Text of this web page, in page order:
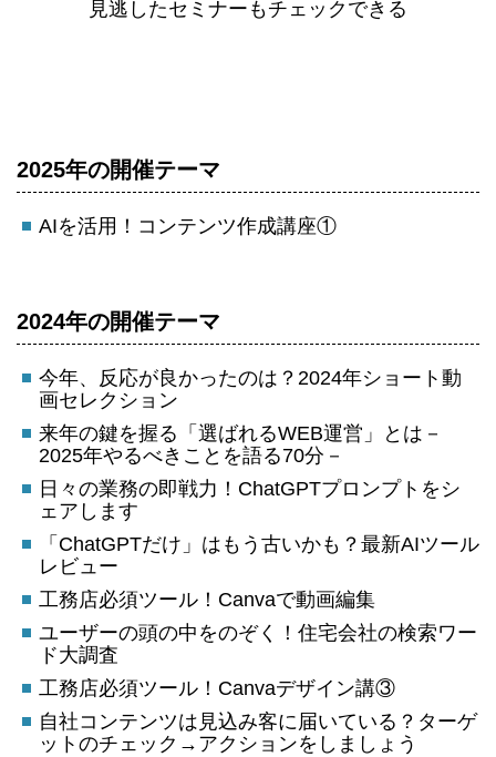
見逃したセミナーもチェックできる
2025年の開催テーマ
AIを活用！コンテンツ作成講座①
2024年の開催テーマ
今年、反応が良かったのは？2024年ショート動
画セレクション
来年の鍵を握る「選ばれるWEB運営」とは－
2025年やるべきことを語る70分－
日々の業務の即戦力！ChatGPTプロンプトをシ
ェアします
「ChatGPTだけ」はもう古いかも？最新AIツール
レビュー
工務店必須ツール！Canvaで動画編集
ユーザーの頭の中をのぞく！住宅会社の検索ワー
ド大調査
工務店必須ツール！Canvaデザイン講③
自社コンテンツは見込み客に届いている？ターゲ
ットのチェック→アクションをしましょう